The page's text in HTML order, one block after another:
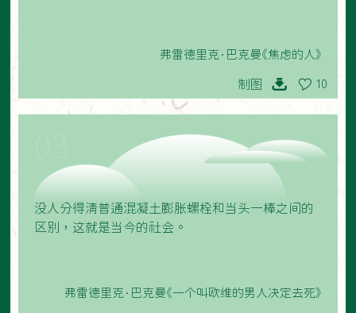
弗雷德里克·巴克曼《焦虑的人》
制图 10
没人分得清普通混凝土膨胀螺栓和当头一棒之间的
区别，这就是当今的社会。
弗雷德里克·巴克曼《一个叫欧维的男人决定去死》